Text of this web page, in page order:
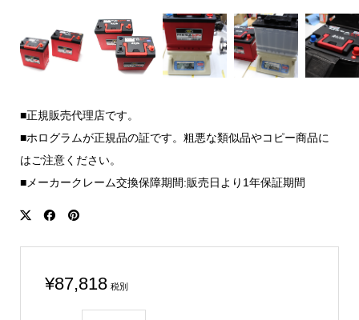
■正規販売代理店です。
■ホログラムが正規品の証です。粗悪な類似品やコピー商品に
はご注意ください。
■メーカークレーム交換保障期間:販売日より1年保証期間
¥87,818 税別